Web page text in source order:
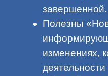
завершенной.
Полезны
изменениях,